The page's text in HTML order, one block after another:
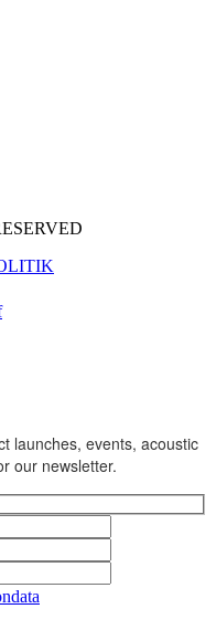
launches, events, acoustic
our newsletter.